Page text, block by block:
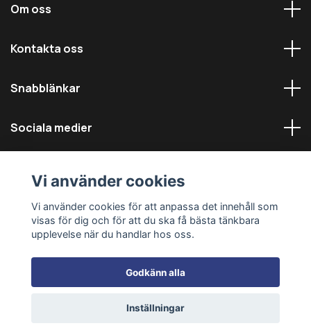
Om oss
Kontakta oss
Snabblänkar
Sociala medier
© 2026 Däckmästarna - Alla rättigheter reserverade
Vi använder cookies
Vi använder cookies för att anpassa det innehåll som
visas för dig och för att du ska få bästa tänkbara
upplevelse när du handlar hos oss.
Godkänn alla
Inställningar